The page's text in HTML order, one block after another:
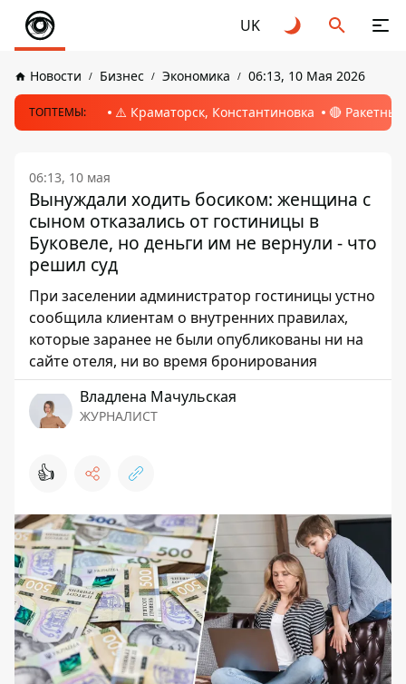
UK
Новости Бизнес Экономика 06:13, 10 Мая 2026
ТОПТЕМЫ: ⚠️ Краматорск, Константиновка 🔴
06:13, 10 мая
Вынуждали ходить босиком: женщина с
сыном отказались от гостиницы в
Буковеле, но деньги им не вернули - что
решил суд
При заселении администратор гостиницы устно
сообщила клиентам о внутренних правилах,
которые заранее не были опубликованы ни на
сайте отеля, ни во время бронирования
Владлена Мачульская
ЖУРНАЛИСТ
👍